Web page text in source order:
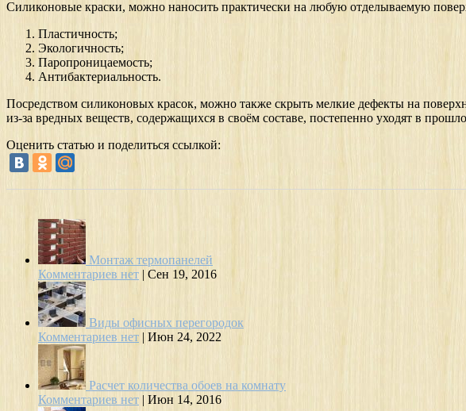
Силиконовые краски, можно наносить практически на любую отделываемую
Пластичность;
Экологичность;
Паропроницаемость;
Антибактериальность.
Посредством силиконовых красок, можно также скрыть мелкие дефекты на
из-за вредных веществ, содержащихся в своём составе, постепенно уходят в
Оценить статью и поделиться ссылкой:
Монтаж термопанелей
Комментариев нет | Сен 19, 2016
Виды офисных перегородок
Комментариев нет | Июн 24, 2022
Расчет количества обоев на комнату
Комментариев нет | Июн 14, 2016